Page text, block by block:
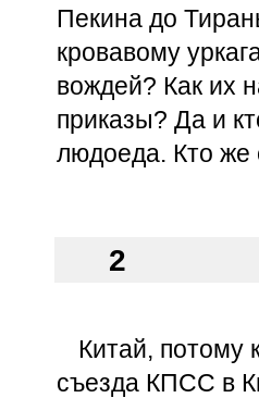
Пекина до
кровавому
вождей? Как их
приказы? Да и
людоеда. Кто же
2
Китай, потому
съезда КПСС в